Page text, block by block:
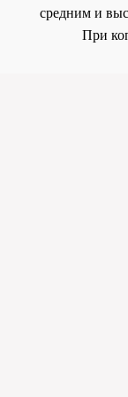
средним и
При